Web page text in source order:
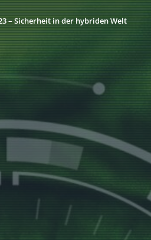
– Sicherheit in der hybriden Welt